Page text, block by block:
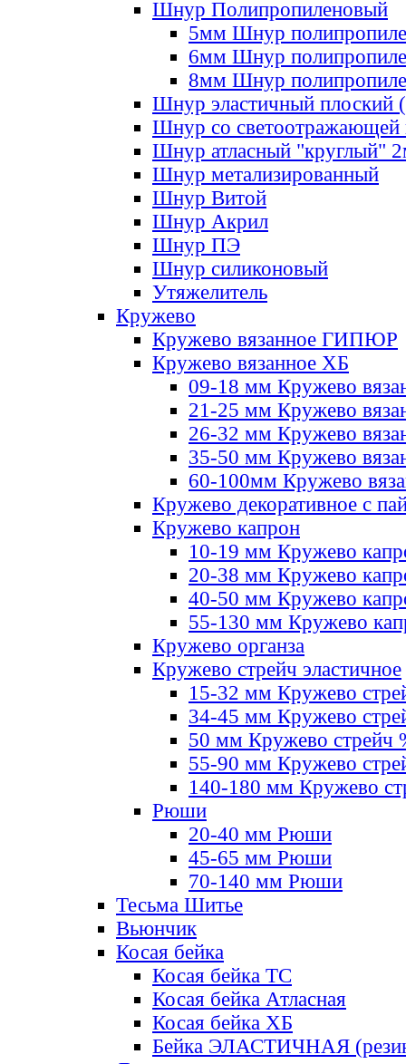
Шнур Полипропиленовый
5мм Шнур
6мм Шнур
8мм Шнур
Шнур эластичный плоский
Шнур со светоотражающей
Шнур атласный "круглый"
Шнур метализированный
Шнур Витой
Шнур Акрил
Шнур ПЭ
Шнур силиконовый
Утяжелитель
Кружево
Кружево вязанное ГИПЮР
Кружево вязанное ХБ
09-18 мм Кружево
21-25 мм Кружево
26-32 мм Кружево
35-50 мм Кружево
60-100мм Кружево
Кружево декоративное с
Кружево капрон
10-19 мм Кружево
20-38 мм Кружево
40-50 мм Кружево
55-130 мм Кружево
Кружево органза
Кружево стрейч эластичное
15-32 мм Кружево
34-45 мм Кружево
50 мм Кружево стрейч
55-90 мм Кружево
140-180 мм Кружево
Рюши
20-40 мм Рюши
45-65 мм Рюши
70-140 мм Рюши
Тесьма Шитье
Вьюнчик
Косая бейка
Косая бейка ТС
Косая бейка Атласная
Косая бейка ХБ
Бейка ЭЛАСТИЧНАЯ